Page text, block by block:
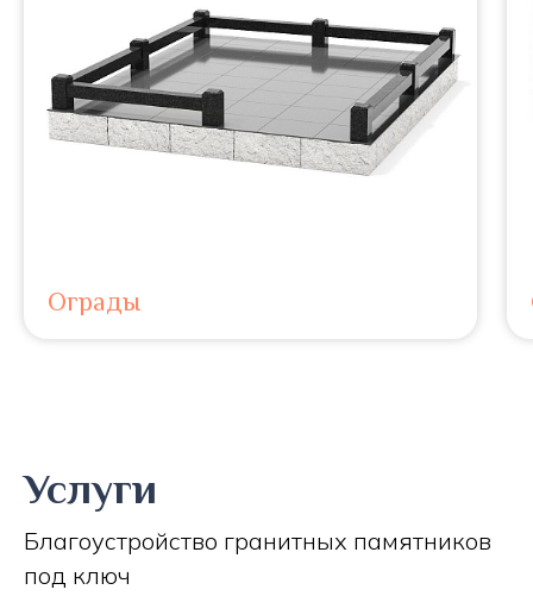
Ограды
Услуги
Благоустройство гранитных памятников
под ключ